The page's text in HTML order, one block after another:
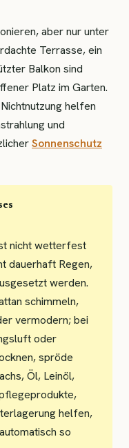
aber nur unter
Terrasse, ein
Balkon sind
Platz im Garten.
helfen
und
Sonnenschutz
nicht wetterfest
dauerhaft Regen,
werden.
schimmeln,
vermodern; bei
oder
spröde
Öl, Leinöl,
helfen,
so